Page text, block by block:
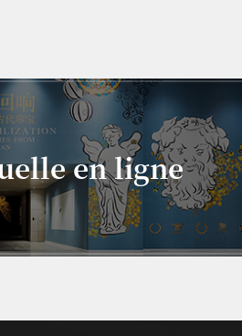
en ligne